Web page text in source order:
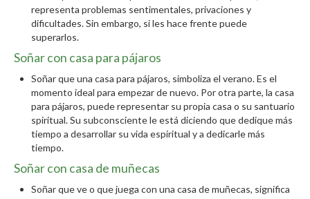
representa problemas sentimentales, privaciones y
dificultades. Sin embargo, si les hace frente puede
superarlos.
Soñar con casa para pájaros
Soñar que una casa para pájaros, simboliza el verano. Es el
momento ideal para empezar de nuevo. Por otra parte, la casa
para pájaros, puede representar su propia casa o su santuario
spiritual. Su subconsciente le está diciendo que dedique más
tiempo a desarrollar su vida espiritual y a dedicarle más
tiempo.
Soñar con casa de muñecas
Soñar que ve o que juega con una casa de muñecas, significa